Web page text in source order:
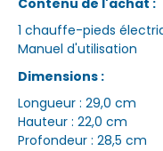
Contenu de l'achat :
1 chauffe-pieds
Manuel d'utilisation
Dimensions :
Longueur : 29,0 cm
Hauteur : 22,0 cm
Profondeur : 28,5 cm